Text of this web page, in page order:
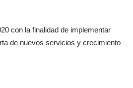
con la finalidad de implementar
de nuevos servicios y crecimiento